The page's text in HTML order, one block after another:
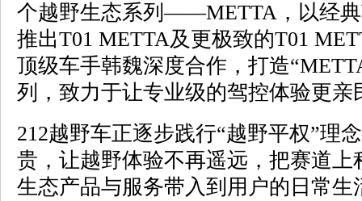
个越野生态系列——METTA，以经典
推出T01 METTA及更极致的T01
顶级车手韩魏深度合作，打造
列，致力于让专业级的驾控体验更亲
212越野车正逐步践行“越野平权”
贵，让越野体验不再遥远，把赛道
生态产品与服务带入到用户的日常生